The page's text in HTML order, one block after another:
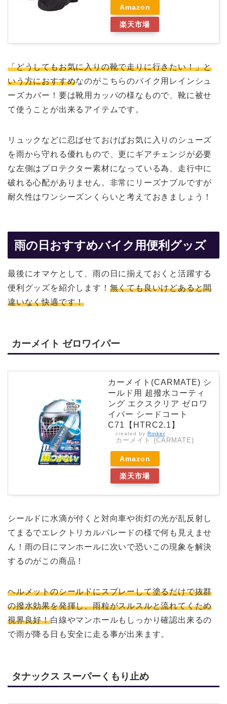
Amazon
楽天市場
「どうしてもお気に入りの靴で走りに行きたい！」と
いう方におすすめなのがこちらのバイク用レインシュ
ーズカバー！要は靴用カッパの様なもので、靴に被せ
て使うことが出来るアイテムです。
リュックなどに忍ばせておけばお気に入りのシューズ
を雨から守れる優れもので、更にギアチェンジが必要
な左側はプロテクター素材になっている為、走行中に
破れる心配がありません。非常にリーズナブルですが
耐久性はワンシーズンくらいと考えておきましょう！
雨の日おすすめバイク用便利グッズ
最後にオマケとして、雨の日に揃えておくと活躍する
便利グッズを紹介します！ 無くても良いけどあると間
違いなく快適です！
カーメイト ゼロワイパー
カーメイト(CARMATE) シ
ールド用 超撥水コーティ
ング エクスクリア ゼロワ
イパー シードコート
C71【HTRC2.1】
created by Rinker
カーメイト (CARMATE)
Amazon
楽天市場
シールドに水滴が付くと対向車や街灯の光が乱反射し
てまるでエレクトリカルパレードの様で何も見えませ
ん！雨の日にマンホールに次いで恐いこの現象を解決
するのがこの商品！
ヘルメットのシールドにスプレーして塗るだけで抜群
の撥水効果を発揮し、雨粒がスルスルと流れてくため
視界良好！白線やマンホールもしっかり確認出来るの
で雨が降る日も安全に走る事が出来ます。
タナックス スーパーくもり止め